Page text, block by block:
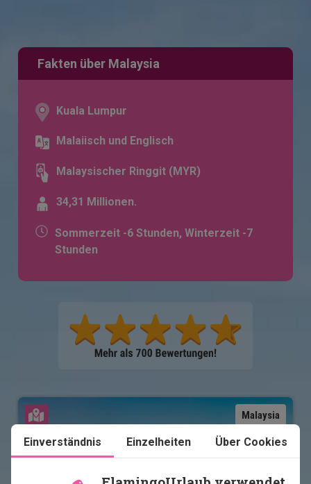
Fakten über Malaysia
Kuala Lumpur
Malaiisch und Englisch
Malaysischer Ringgit (MYR)
34,31 Millionen.
Sommerzeit -6 Stunden, Winterzeit -7
Stunden
Malaysia
Einverständnis Einzelheiten Über Cookies